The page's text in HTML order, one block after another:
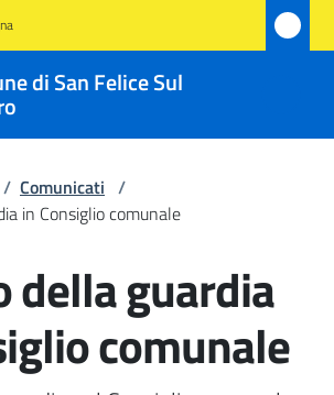
di San Felice Sul
/ Comunicati /
in Consiglio comunale
della guardia
comunale